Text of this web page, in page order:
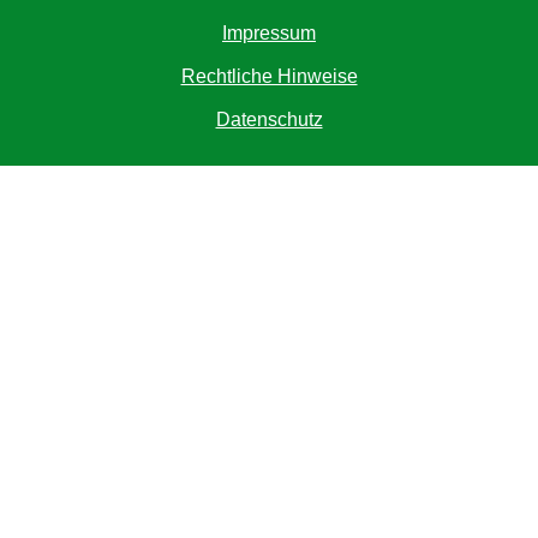
Impressum
Rechtliche Hinweise
Datenschutz